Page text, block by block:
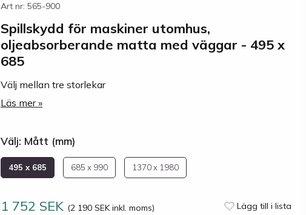
Art nr: 565-900
Spillskydd för maskiner utomhus,
oljeabsorberande matta med väggar - 495 x
685
Välj mellan tre storlekar
Läs mer »
Välj: Mått (mm)
495 x 685 685 x 990 1370 x 1980
1 752 SEK (2 190 SEK inkl. moms) Lägg till i lista